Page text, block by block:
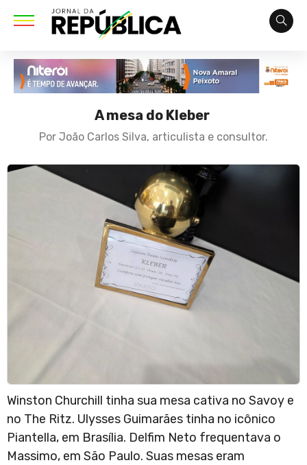
A mesa do Kleber
Por João Carlos Silva, articulista e consultor.
Winston Churchill tinha sua mesa cativa no Savoy e
no The Ritz. Ulysses Guimarães tinha no icônico
Piantella, em Brasília. Delfim Neto frequentava o
Massimo, em São Paulo. Suas mesas eram